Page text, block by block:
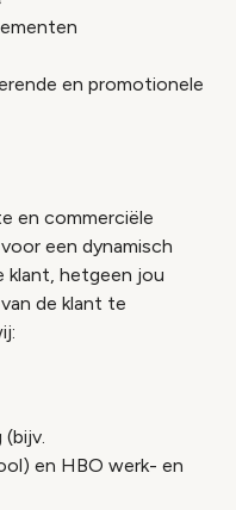
en promotionele
en commerciële
een dynamisch
klant, hetgeen jou
de klant te
en HBO werk- en